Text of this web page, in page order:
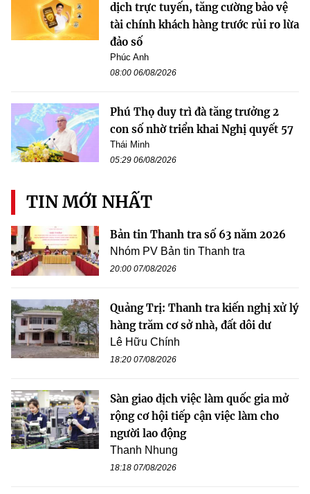
dịch trực tuyến, tăng cường bảo vệ
tài chính khách hàng trước rủi ro lừa
đảo số
Phúc Anh
08:00 06/08/2026
Phú Thọ duy trì đà tăng trưởng 2
con số nhờ triển khai Nghị quyết 57
Thái Minh
05:29 06/08/2026
TIN MỚI NHẤT
Bản tin Thanh tra số 63 năm 2026
Nhóm PV Bản tin Thanh tra
20:00 07/08/2026
Quảng Trị: Thanh tra kiến nghị xử lý
hàng trăm cơ sở nhà, đất dôi dư
Lê Hữu Chính
18:20 07/08/2026
Sàn giao dịch việc làm quốc gia mở
rộng cơ hội tiếp cận việc làm cho
người lao động
Thanh Nhung
18:18 07/08/2026